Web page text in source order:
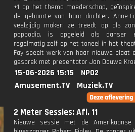
+1 op het thema moederschap,
de geboorte van haar dochter. Anne-
veelzijdig maker: ze treedt op als
poppodia, is opgeleid als danser
regelmatig zelf op het toneel in het
Fay speelt werk van haar nieuwe plaat
gesprek met presentator Jan Douwe
15-06-2026 15:15
NPO2
Amusement.TV
Muziek.TV
2 Meter Sessies: Afl. 11
Nieuwe sessie met de